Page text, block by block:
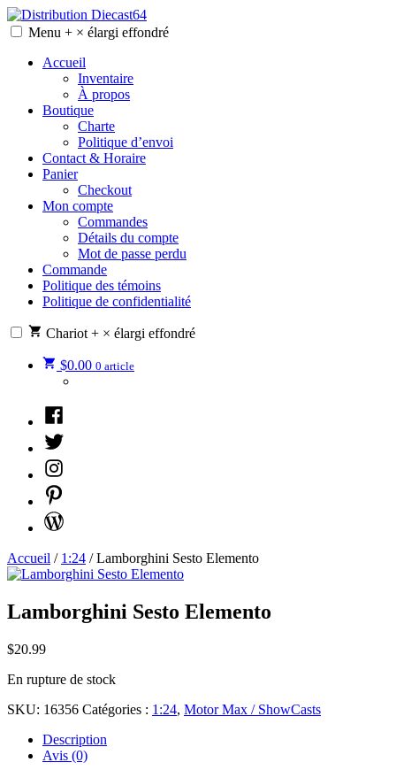
Skip
to
Distribution Diecast64
Une passion, un mode de vie.
Menu + × élargi effondré
Accueil
Inventaire
À propos
Boutique
Charte
Politique d’envoi
Contact & Horaire
Panier
Checkout
Mon compte
Commandes
Détails du compte
Mot de passe perdu
Commande
Politique des témoins
Politique de confidentialité
Chariot + × élargi effondré
$0.00 0 article
Facebook
Twitter
Instagram
Pinterest
WordPress
Accueil / 1:24 / Lamborghini Sesto Elemento
Lamborghini Sesto Elemento
$20.99
En rupture de stock
SKU: 16356 Catégories : 1:24, Motor Max / ShowCasts
Description
Avis (0)